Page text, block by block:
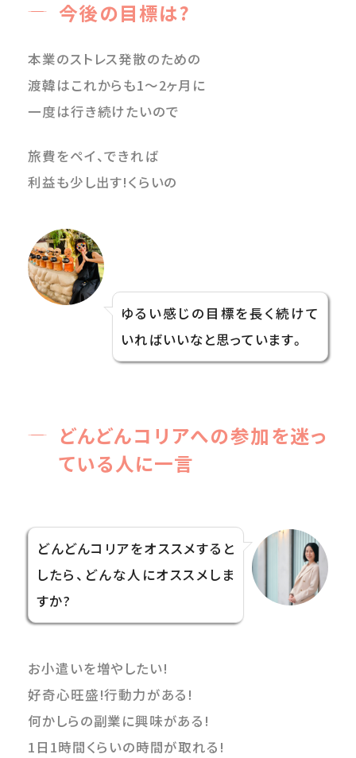
今後の目標は?
本業のストレス発散のための
渡韓はこれからも1〜2ヶ月に
一度は行き続けたいので
旅費をペイ、できれば
利益も少し出す!くらいの
ゆるい感じの目標を長く続けて
いればいいなと思っています。
どんどんコリアへの参加を迷っ
ている人に一言
どんどんコリアをオススメすると
したら、どんな人にオススメしま
すか?
お小遣いを増やしたい!
好奇心旺盛!行動力がある!
何かしらの副業に興味がある!
1日1時間くらいの時間が取れる!